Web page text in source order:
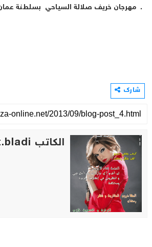
مهرجان خريف صلالة السياحي بسلطنة عمان .
شارك
الكاتب bent.bladi